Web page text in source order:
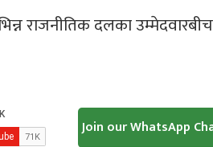
राजनीतिक दलका
Join our WhatsApp